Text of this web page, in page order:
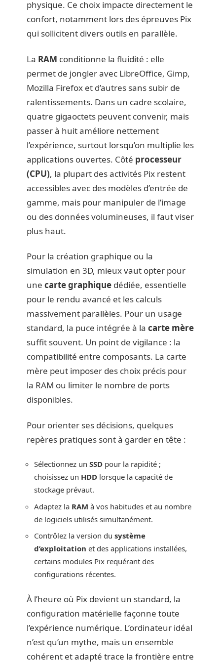
physique. Ce choix impacte directement le
confort, notamment lors des épreuves Pix
qui sollicitent divers outils en parallèle.
La RAM conditionne la fluidité : elle
permet de jongler avec LibreOffice, Gimp,
Mozilla Firefox et d’autres sans subir de
ralentissements. Dans un cadre scolaire,
quatre gigaoctets peuvent convenir, mais
passer à huit améliore nettement
l’expérience, surtout lorsqu’on multiplie les
applications ouvertes. Côté processeur
(CPU), la plupart des activités Pix restent
accessibles avec des modèles d’entrée de
gamme, mais pour manipuler de l’image
ou des données volumineuses, il faut viser
plus haut.
Pour la création graphique ou la
simulation en 3D, mieux vaut opter pour
une carte graphique dédiée, essentielle
pour le rendu avancé et les calculs
massivement parallèles. Pour un usage
standard, la puce intégrée à la carte mère
suffit souvent. Un point de vigilance : la
compatibilité entre composants. La carte
mère peut imposer des choix précis pour
la RAM ou limiter le nombre de ports
disponibles.
Pour orienter ses décisions, quelques
repères pratiques sont à garder en tête :
Sélectionnez un SSD pour la rapidité ;
choisissez un HDD lorsque la capacité de
stockage prévaut.
Adaptez la RAM à vos habitudes et au nombre
de logiciels utilisés simultanément.
Contrôlez la version du système
d’exploitation et des applications installées,
certains modules Pix requérant des
configurations récentes.
À l’heure où Pix devient un standard, la
configuration matérielle façonne toute
l’expérience numérique. L’ordinateur idéal
n’est qu’un mythe, mais un ensemble
cohérent et adapté trace la frontière entre